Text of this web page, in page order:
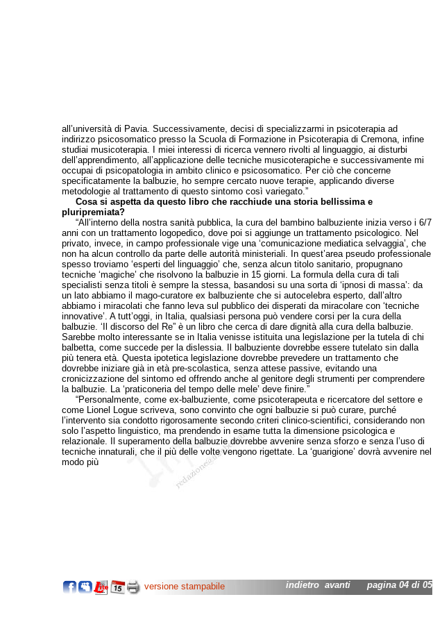
all’università di Pavia. Successivamente, decisi di specializzarmi in psicoterapia ad
indirizzo psicosomatico presso la Scuola di Formazione in Psicoterapia di Cremona, infine
studiai musicoterapia. I miei interessi di ricerca vennero rivolti al linguaggio, ai disturbi
dell’apprendimento, all’applicazione delle tecniche musicoterapiche e successivamente mi
occupai di psicopatologia in ambito clinico e psicosomatico. Per ciò che concerne
specificatamente la balbuzie, ho sempre cercato nuove terapie, applicando diverse
metodologie al trattamento di questo sintomo così variegato.”
Cosa si aspetta da questo libro che racchiude una storia bellissima e
pluripremiata?
“All’interno della nostra sanità pubblica, la cura del bambino balbuziente inizia verso i 6/7
anni con un trattamento logopedico, dove poi si aggiunge un trattamento psicologico. Nel
privato, invece, in campo professionale vige una ‘comunicazione mediatica selvaggia’, che
non ha alcun controllo da parte delle autorità ministeriali. In quest’area pseudo professionale
spesso troviamo ‘esperti del linguaggio’ che, senza alcun titolo sanitario, propugnano
tecniche ‘magiche’ che risolvono la balbuzie in 15 giorni. La formula della cura di tali
specialisti senza titoli è sempre la stessa, basandosi su una sorta di ‘ipnosi di massa’: da
un lato abbiamo il mago-curatore ex balbuziente che si autocelebra esperto, dall’altro
abbiamo i miracolati che fanno leva sul pubblico dei disperati da miracolare con ‘tecniche
innovative’. A tutt’oggi, in Italia, qualsiasi persona può vendere corsi per la cura della
balbuzie. ‘Il discorso del Re” è un libro che cerca di dare dignità alla cura della balbuzie.
Sarebbe molto interessante se in Italia venisse istituita una legislazione per la tutela di chi
balbetta, come succede per la dislessia. Il balbuziente dovrebbe essere tutelato sin dalla
più tenera età. Questa ipotetica legislazione dovrebbe prevedere un trattamento che
dovrebbe iniziare già in età pre-scolastica, senza attese passive, evitando una
cronicizzazione del sintomo ed offrendo anche al genitore degli strumenti per comprendere
la balbuzie. La ‘praticoneria del tempo delle mele’ deve finire.”
“Personalmente, come ex-balbuziente, come psicoterapeuta e ricercatore del settore e
come Lionel Logue scriveva, sono convinto che ogni balbuzie si può curare, purché
l’intervento sia condotto rigorosamente secondo criteri clinico-scientifici, considerando non
solo l’aspetto linguistico, ma prendendo in esame tutta la dimensione psicologica e
relazionale. Il superamento della balbuzie dovrebbe avvenire senza sforzo e senza l’uso di
tecniche innaturali, che il più delle volte vengono rigettate. La ‘guarigione’ dovrà avvenire nel
modo più
versione stampabile indietro avantipagina 04 di 05